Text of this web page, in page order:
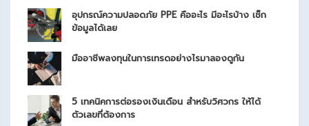
อุปกรณ์ความปลอดภัย PPE คืออะไร มีอะไรบ้าง เช็ก
ข้อมูลได้เลย
มืออาชีพลงทุนในการเทรดอย่างไรมาลองดูกัน
5 เทคนิคการต่อรองเงินเดือน สำหรับวิศวกร ให้ได้
ตัวเลขที่ต้องการ